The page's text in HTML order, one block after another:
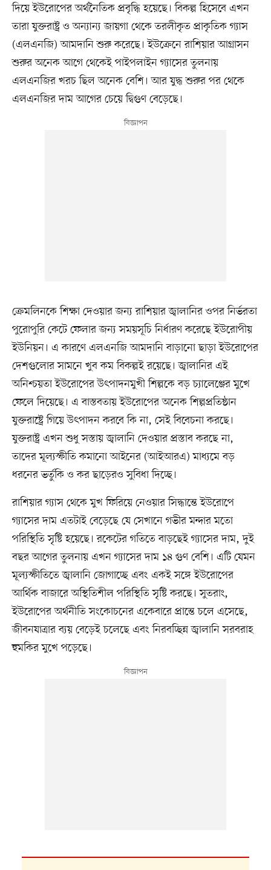
দিয়ে ইউরোপের অর্থনৈতিক প্রবৃদ্ধি হয়েছে। বিকল্প হিসেবে এখন
তারা যুক্তরাষ্ট্র ও অন্যান্য জায়গা থেকে তরলীকৃত প্রাকৃতিক গ্যাস
(এলএনজি) আমদানি শুরু করেছে। ইউক্রেনে রাশিয়ার আগ্রাসন
শুরুর অনেক আগে থেকেই পাইপলাইন গ্যাসের তুলনায়
এলএনজির খরচ ছিল অনেক বেশি। আর যুদ্ধ শুরুর পর থেকে
এলএনজির দাম আগের চেয়ে দ্বিগুণ বেড়েছে।
ক্রেমলিনকে শিক্ষা দেওয়ার জন্য রাশিয়ার জ্বালানির ওপর নির্ভরতা
পুরোপুরি কেটে ফেলার জন্য সময়সূচি নির্ধারণ করেছে ইউরোপীয়
ইউনিয়ন। এ কারণে এলএনজি আমদানি বাড়ানো ছাড়া ইউরোপের
দেশগুলোর সামনে খুব কম বিকল্পই রয়েছে। জ্বালানির এই
অনিশ্চয়তা ইউরোপের উৎপাদনমুখী শিল্পকে বড় চ্যালেঞ্জের মুখে
ফেলে দিয়েছে। এ বাস্তবতায় ইউরোপের অনেক শিল্পপ্রতিষ্ঠান
যুক্তরাষ্ট্রে গিয়ে উৎপাদন করবে কি না, সেই বিবেচনা করছে।
যুক্তরাষ্ট্র এখন শুধু সস্তায় জ্বালানি দেওয়ার প্রস্তাব করছে না,
তাদের মূল্যস্ফীতি কমানো আইনের (আইআরএ) মাধ্যমে বড়
ধরনের ভর্তুকি ও কর ছাড়েরও সুবিধা দিচ্ছে।
রাশিয়ার গ্যাস থেকে মুখ ফিরিয়ে নেওয়ার সিদ্ধান্তে ইউরোপে
গ্যাসের দাম এতটাই বেড়েছে যে সেখানে গভীর মন্দার মতো
পরিস্থিতি সৃষ্টি হয়েছে। রকেটের গতিতে বাড়ছেই গ্যাসের দাম, দুই
বছর আগের তুলনায় এখন গ্যাসের দাম ১৪ গুণ বেশি। এটি যেমন
মূল্যস্ফীতিতে জ্বালানি জোগাচ্ছে এবং একই সঙ্গে ইউরোপের
আর্থিক বাজারে অস্থিতিশীল পরিস্থিতি সৃষ্টি করছে। সুতরাং,
ইউরোপের অর্থনীতি সংকোচনের একেবারে প্রান্তে চলে এসেছে,
জীবনযাত্রার ব্যয় বেড়েই চলেছে এবং নিরবচ্ছিন্ন জ্বালানি সরবরাহ
হুমকির মুখে পড়েছে।